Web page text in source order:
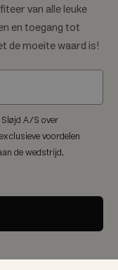
van alle leuke
en toegang tot
de moeite waard is!
A/S over
voordelen
de wedstrijd,